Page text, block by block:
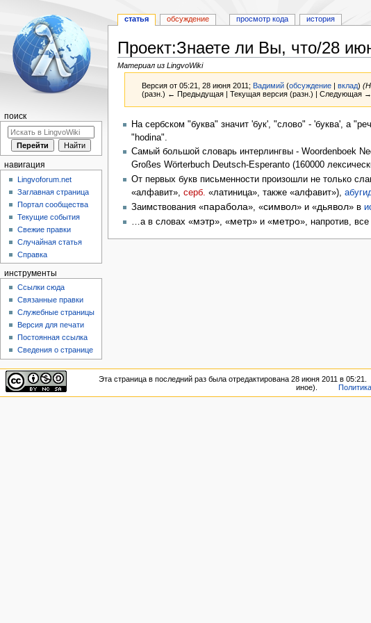
Проект:Знаете ли Вы, что/28
Материал из LingvoWiki
Версия от 05:21, 28 июня 2011; Вадимий (обсуждение |вклад)
(разн.) ← Предыдущая | Текущая версия (разн.) | Следующая →
Перейти
навигации
Перейти
поиску
На сербском "буква" значит 'бук', "слово" - 'буква', а
"hodina".
Самый большой словарь интерлингвы - Woordenboek
Großes Wörterbuch Deutsch-Esperanto (160000
От первых букв письменности произошли не только
«алфавит», серб. «латиница», также «алфавит»),
Заимствования «парабола», «символ» и «дьявол» в
…а в словах «мэтр», «метр» и «метро», напротив,
статья обсуждение просмотр кода история
поиск
навигация
Lingvoforum.net
Заглавная страница
Портал сообщества
Текущие события
Свежие правки
Случайная статья
Справка
инструменты
Ссылки сюда
Связанные правки
Служебные страницы
Версия для печати
Постоянная ссылка
Сведения о странице
Эта страница в последний раз была отредактирована 28 июня 2011 в 05:21.
иное).